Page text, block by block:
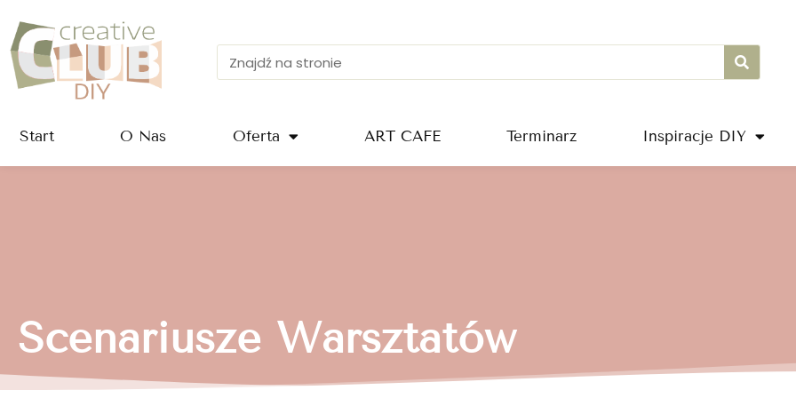
do
treści
Szukaj
Start O Nas Oferta ART CAFE Terminarz Inspiracje DIY
Scenariusze Warsztatów